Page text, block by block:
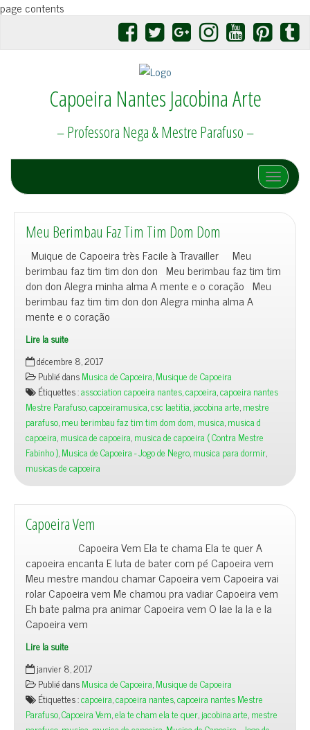
page contents
Capoeira Nantes Jacobina Arte
– Professora Nega & Mestre Parafuso –
Afficher/
Meu Berimbau Faz Tim Tim Dom Dom
Muique de Capoeira très Facile à Travailler Meu
berimbau faz tim tim don don Meu berimbau faz tim tim
don don Alegra minha alma A mente e o coração Meu
berimbau faz tim tim don don Alegra minha alma A
mente e o coração
Lire la suite
décembre 8, 2017
Publié dansMusica de Capoeira,Musique de Capoeira
Étiquettes :association capoeira nantes,capoeira,capoeira nantes
Mestre Parafuso,capoeiramusica,csc laetitia,jacobina arte,mestre
parafuso,meu berimbau faz tim tim dom dom,musica,musica d
capoeira,musica de capoeira,musica de capoeira ( Contra Mestre
Fabinho ),Musica de Capoeira - Jogo de Negro,musica para dormir,
musicas de capoeira
Capoeira Vem
Capoeira Vem Ela te chama Ela te quer A
capoeira encanta E luta de bater com pé Capoeira vem
Meu mestre mandou chamar Capoeira vem Capoeira vai
rolar Capoeira vem Me chamou pra vadiar Capoeira vem
Eh bate palma pra animar Capoeira vem O lae la la e la
Capoeira vem
Lire la suite
janvier 8, 2017
Publié dansMusica de Capoeira,Musique de Capoeira
Étiquettes :capoeira,capoeira nantes,capoeira nantes Mestre
Parafuso,Capoeira Vem,ela te cham ela te quer,jacobina arte,mestre